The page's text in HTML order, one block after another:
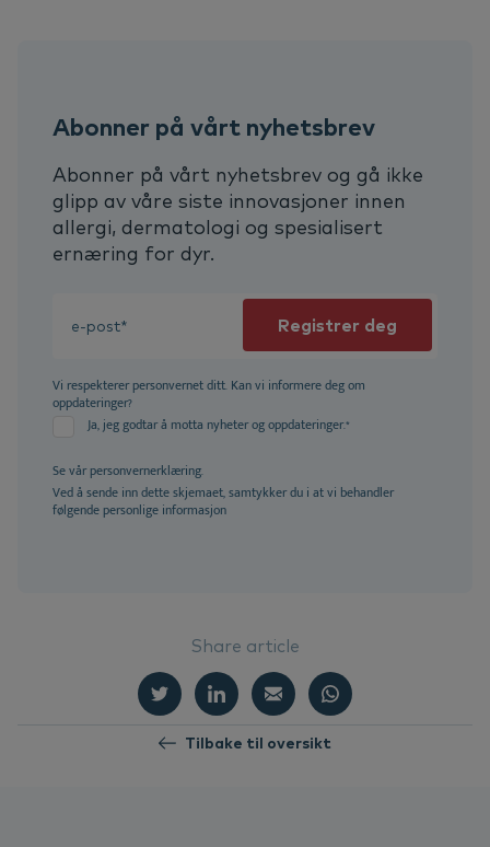
Abonner på vårt nyhetsbrev
Abonner på vårt nyhetsbrev og gå ikke
glipp av våre siste innovasjoner innen
allergi, dermatologi og spesialisert
ernæring for dyr.
Vi respekterer personvernet ditt. Kan vi informere deg om
oppdateringer?
Ja, jeg godtar å motta nyheter og oppdateringer.*
Se vårpersonvernerklæring.
Ved å sende inn dette skjemaet, samtykker du i at vi behandler
følgende personlige informasjon
Share article
Tilbake til oversikt